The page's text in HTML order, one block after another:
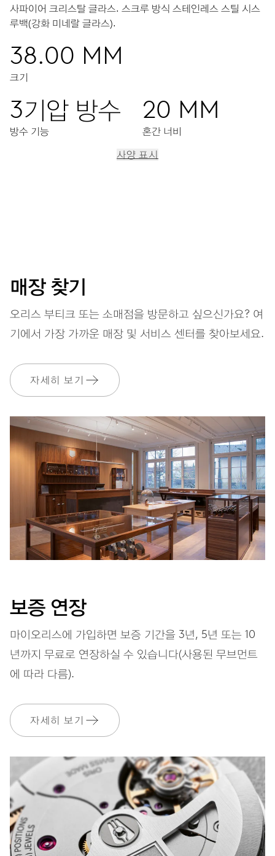
사파이어 크리스탈 글라스. 스크루 방식 스테인레스 스틸 시스
루백(강화 미네랄 글라스).
38.00 MM
크기
3기압 방수
방수 기능
20 MM
혼간 너비
41시간
파워 리저브
캘리버
치수
와인딩
오토메틱 와인딩
28,800 A/h, 4 Hz
스트랩 스테인리스 스틸
보증
MyOris에 가입하고 다음과 같은 보증을 무료로 연장하세요. 3 년
MYORIS
사양 표시
매장 찾기
오리스 부티크 또는 소매점을 방문하고 싶으신가요? 여
기에서 가장 가까운 매장 및 서비스 센터를 찾아보세요.
자세히 보기
보증 연장
마이오리스에 가입하면 보증 기간을 3년, 5년 또는 10
년까지 무료로 연장하실 수 있습니다(사용된 무브먼트
에 따라 다름).
자세히 보기